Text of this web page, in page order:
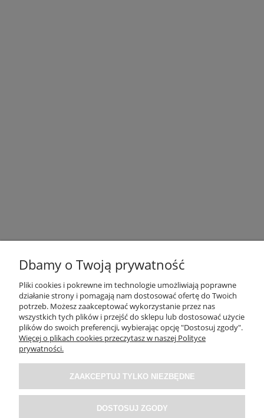
OBSŁUGA KLIENTA
O NAS / INFORMACJE
MOJE KONTO
Dbamy o Twoją prywatność
Pliki cookies i pokrewne im technologie umożliwiają poprawne
działanie strony i pomagają nam dostosować ofertę do Twoich
potrzeb. Możesz zaakceptować wykorzystanie przez nas
wszystkich tych plików i przejść do sklepu lub dostosować użycie
plików do swoich preferencji, wybierając opcję "Dostosuj zgody".
Więcej o plikach cookies przeczytasz w naszej Polityce
prywatności.
ZAAKCEPTUJ TYLKO NIEZBĘDNE
DOSTOSUJ ZGODY